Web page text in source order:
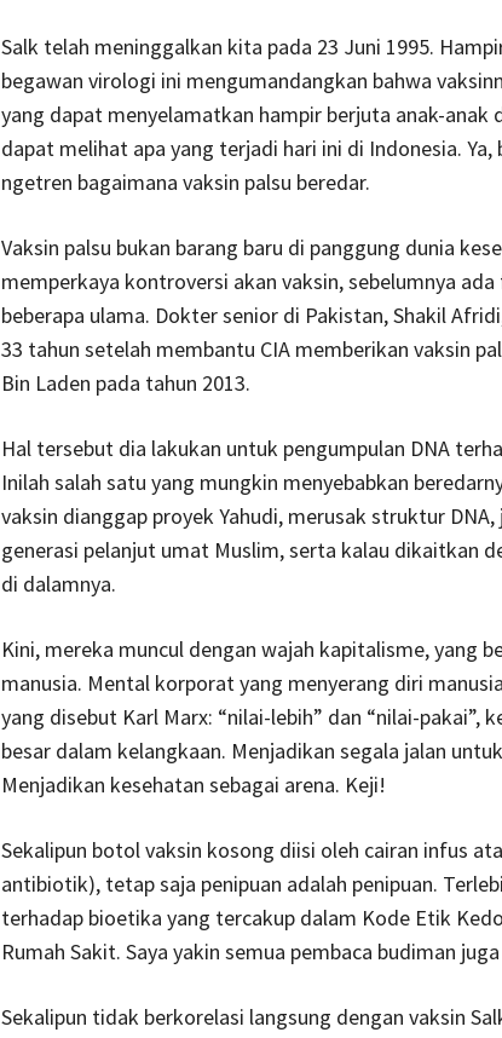
Salk telah meninggalkan kita pada 23 Juni 1995.
begawan virologi ini mengumandangkan bahwa
yang dapat menyelamatkan hampir berjuta anak-anak
dapat melihat apa yang terjadi hari ini di Indonesia. Ya,
ngetren bagaimana vaksin palsu beredar.
Vaksin palsu bukan barang baru di panggung dunia
memperkaya kontroversi akan vaksin, sebelumnya
beberapa ulama. Dokter senior di Pakistan, Shakil
33 tahun setelah membantu CIA memberikan vaksin
Bin Laden pada tahun 2013.
Hal tersebut dia lakukan untuk pengumpulan DNA
Inilah salah satu yang mungkin menyebabkan
vaksin dianggap proyek Yahudi, merusak struktur
generasi pelanjut umat Muslim, serta kalau dikaitkan
di dalamnya.
Kini, mereka muncul dengan wajah kapitalisme, yang
manusia. Mental korporat yang menyerang diri
yang disebut Karl Marx: “nilai-lebih” dan “nilai-pakai”,
besar dalam kelangkaan. Menjadikan segala jalan
Menjadikan kesehatan sebagai arena. Keji!
Sekalipun botol vaksin kosong diisi oleh cairan infus
antibiotik), tetap saja penipuan adalah penipuan.
terhadap bioetika yang tercakup dalam Kode Etik
Rumah Sakit. Saya yakin semua pembaca budiman
Sekalipun tidak berkorelasi langsung dengan vaksin